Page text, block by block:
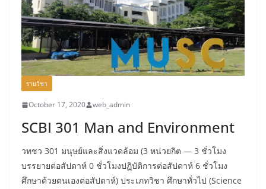
รายวิชา
October 17, 2020 web_admin
SCBI 301 Man and Environment
วทชว 301 มนุษย์และสิ่งแวดล้อม (3 หน่วยกิต — 3 ชั่วโมง
บรรยายต่อสัปดาห์ 0 ชั่วโมงปฏิบัติการต่อสัปดาห์ 6 ชั่วโมง
ศึกษาด้วยตนเองต่อสัปดาห์) ประเภทวิชา ศึกษาทั่วไป (Science